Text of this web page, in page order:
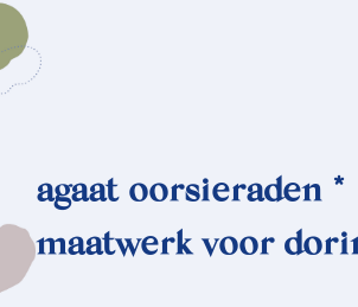
agaat oorsieraden *
maatwerk voor